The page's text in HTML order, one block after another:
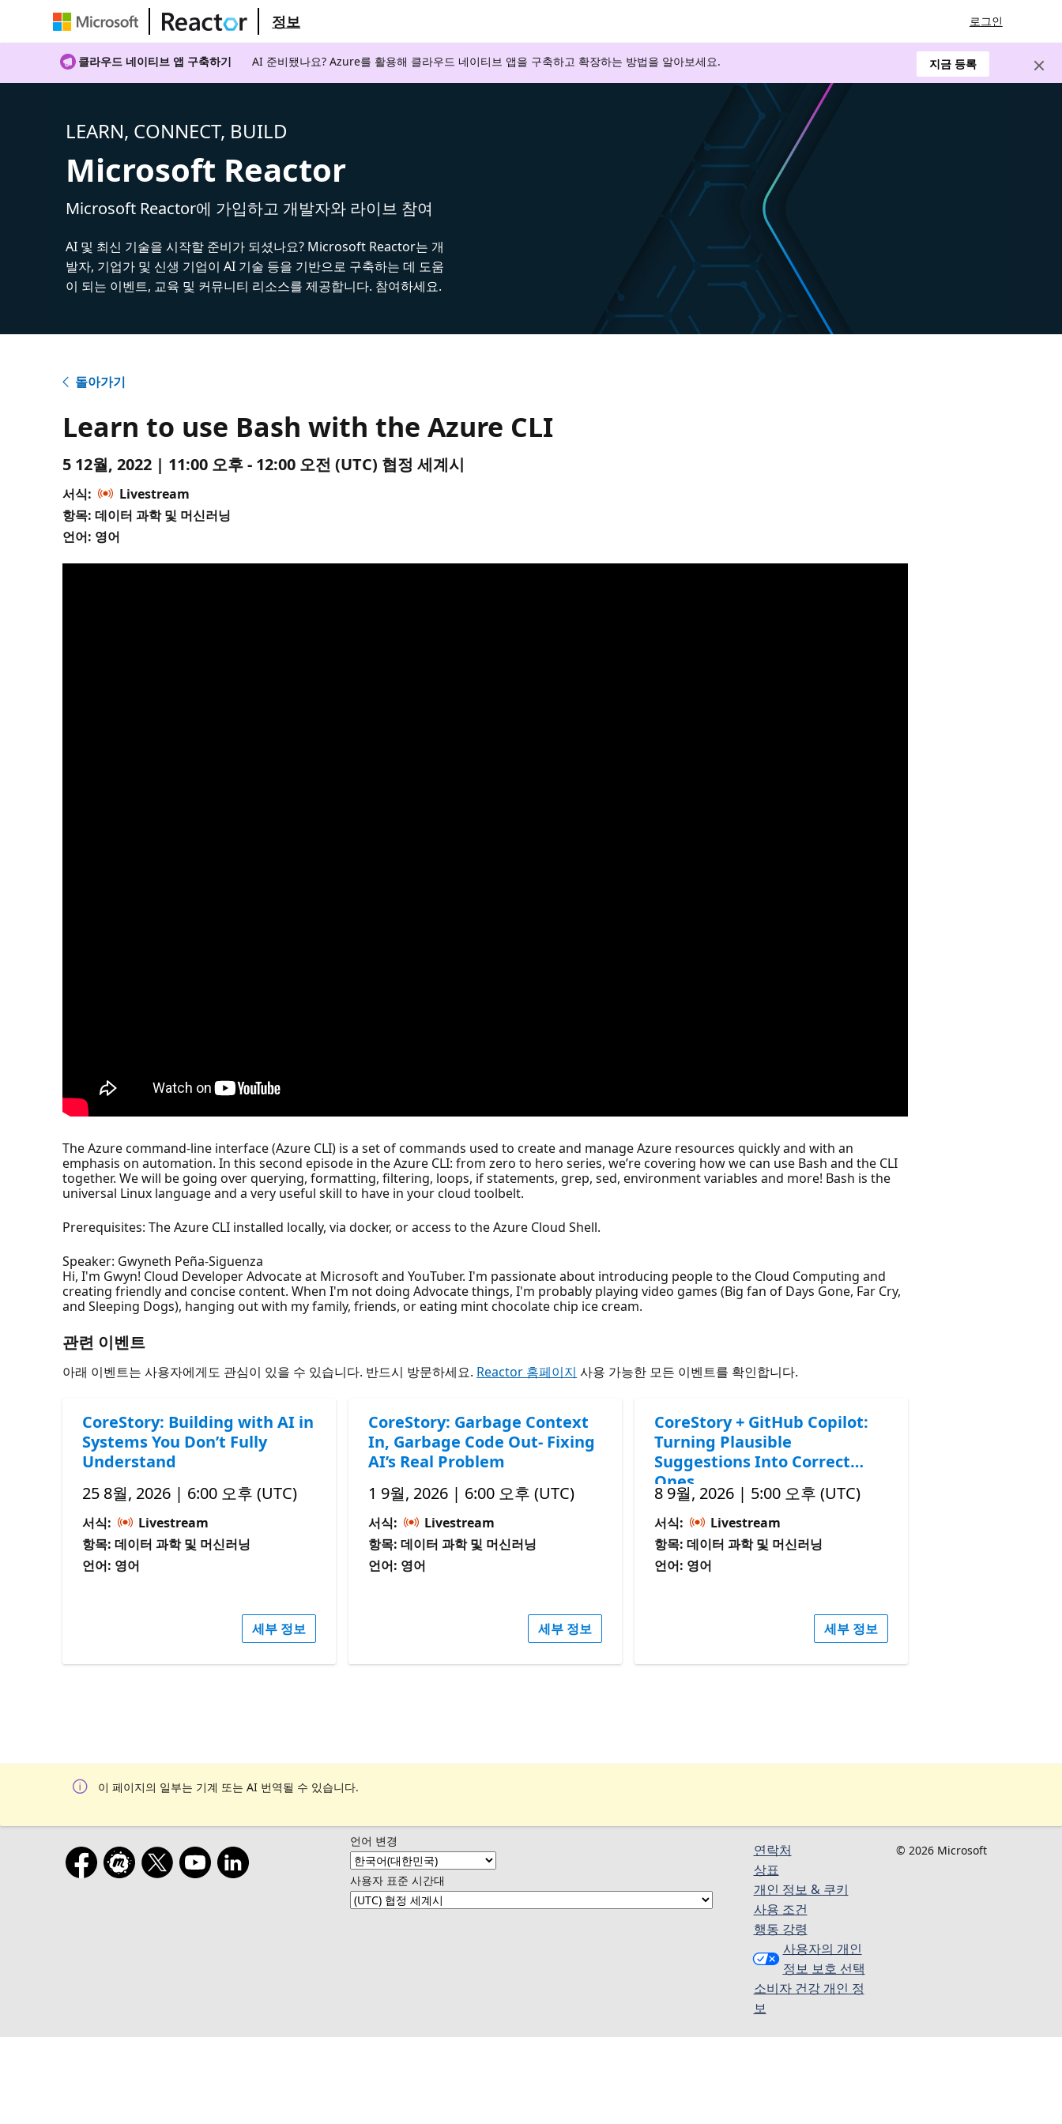
정보 로그인
클라우드 네이티브 앱 구축하기 AI 준비됐나요? Azure를 활용해 클라우드 네이티브 앱을 구축하고 확장하는 방법을 알아보세요. 지금 등록
LEARN, CONNECT, BUILD
Microsoft Reactor
Microsoft Reactor에 가입하고 개발자와 라이브 참여
AI 및 최신 기술을 시작할 준비가 되셨나요? Microsoft Reactor는 개
발자, 기업가 및 신생 기업이 AI 기술 등을 기반으로 구축하는 데 도움
이 되는 이벤트, 교육 및 커뮤니티 리소스를 제공합니다. 참여하세요.
돌아가기
Learn to use Bash with the Azure CLI
5 12월, 2022 | 11:00 오후 - 12:00 오전 (UTC) 협정 세계시
서식:
Livestream
항목: 데이터 과학 및 머신러닝
언어: 영어
The Azure command-line interface (Azure CLI) is a set of commands used to create and manage Azure resources quickly and with an
emphasis on automation. In this second episode in the Azure CLI: from zero to hero series, we’re covering how we can use Bash and the CLI
together. We will be going over querying, formatting, filtering, loops, if statements, grep, sed, environment variables and more! Bash is the
universal Linux language and a very useful skill to have in your cloud toolbelt.
Prerequisites: The Azure CLI installed locally, via docker, or access to the Azure Cloud Shell.
Speaker: Gwyneth Peña-Siguenza
Hi, I'm Gwyn! Cloud Developer Advocate at Microsoft and YouTuber. I'm passionate about introducing people to the Cloud Computing and
creating friendly and concise content. When I'm not doing Advocate things, I'm probably playing video games (Big fan of Days Gone, Far Cry,
and Sleeping Dogs), hanging out with my family, friends, or eating mint chocolate chip ice cream.
관련 이벤트
아래 이벤트는 사용자에게도 관심이 있을 수 있습니다. 반드시 방문하세요. Reactor 홈페이지 사용 가능한 모든 이벤트를 확인합니다.
CoreStory: Building with AI in
Systems You Don’t Fully
Understand
25 8월, 2026 | 6:00 오후 (UTC)
서식:
Livestream
항목: 데이터 과학 및 머신러닝
언어: 영어
세부 정보
CoreStory: Garbage Context
In, Garbage Code Out- Fixing
AI’s Real Problem
1 9월, 2026 | 6:00 오후 (UTC)
서식:
Livestream
항목: 데이터 과학 및 머신러닝
언어: 영어
세부 정보
CoreStory + GitHub Copilot:
Turning Plausible
Suggestions Into Correct
Ones
8 9월, 2026 | 5:00 오후 (UTC)
서식:
Livestream
항목: 데이터 과학 및 머신러닝
언어: 영어
세부 정보
이 페이지의 일부는 기계 또는 AI 번역될 수 있습니다.
언어 변경
사용자 표준 시간대
연락처
상표
개인 정보 & 쿠키
사용 조건
행동 강령
사용자의 개인
정보 보호 선택
소비자 건강 개인 정
보
© 2026 Microsoft